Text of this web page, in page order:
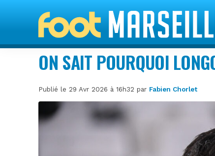
ON SAIT POURQUOI
Publié le 29 Avr 2026 à 16h32 par Fabien Chorlet